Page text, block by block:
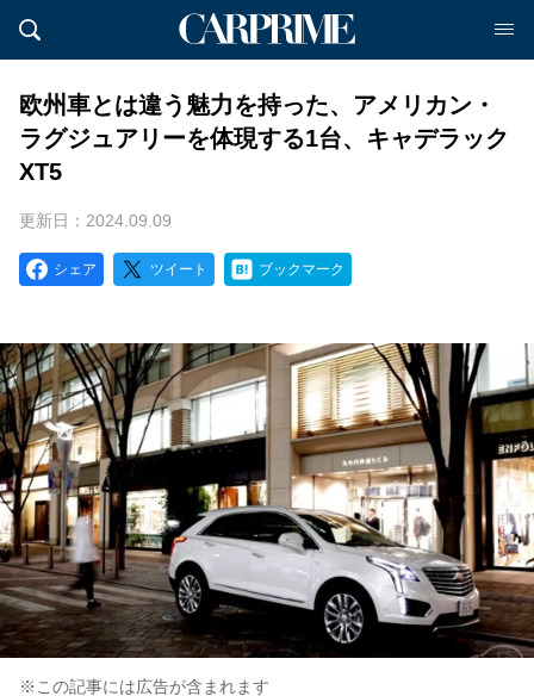
欧州車とは違う魅力を持った、アメリカン・
ラグジュアリーを体現する1台、キャデラック
XT5
更新日：2024.09.09
シェア ツイート ブックマーク
※この記事には広告が含まれます